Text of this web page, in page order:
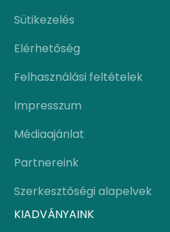
Sütikezelés
Elérhetőség
Felhasználási feltételek
Impresszum
Médiaajánlat
Partnereink
Szerkesztőségi alapelvek
KIADVÁNYAINK